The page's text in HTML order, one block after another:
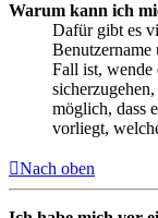
Warum kann ich
Dafür gibt es
Benutzername
Fall ist, wende
möglich, dass
vorliegt,
Nach oben